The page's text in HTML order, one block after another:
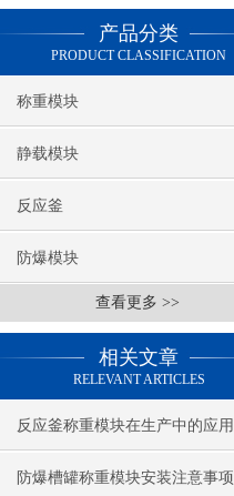
产品分类
PRODUCT CLASSIFICATION
称重模块
静载模块
反应釜
防爆模块
查看更多 >>
相关文章
RELEVANT ARTICLES
反应釜称重模块在生产中的应用
防爆槽罐称重模块安装注意事项